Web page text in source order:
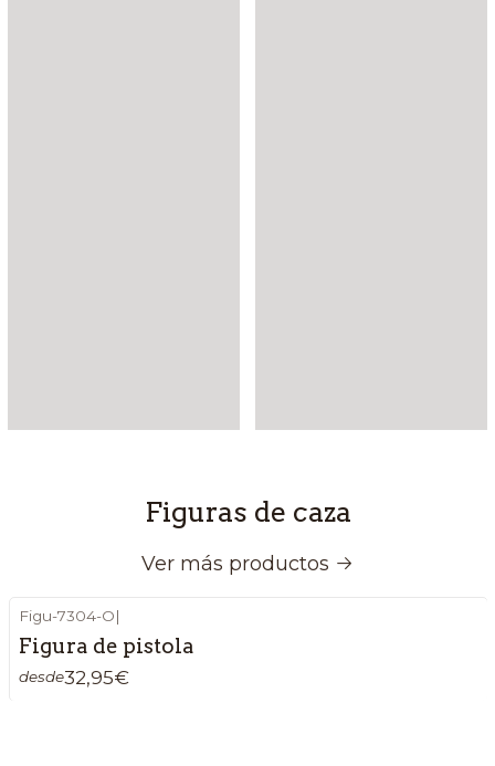
Figuras de caza
Ver más productos
Figu-7304-O|
Figura de pistola
desde32,95€